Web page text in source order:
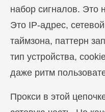
набор сигналов. Это
Это IP-адрес,
таймзона, паттерн
тип устройства,
даже ритм
Прокси в этой